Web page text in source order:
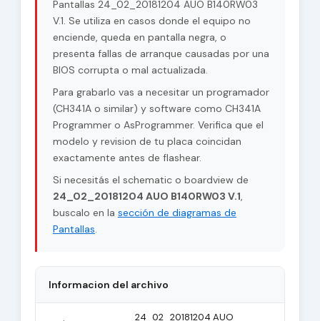
Pantallas 24_02_20181204 AUO B140RW03
V.1. Se utiliza en casos donde el equipo no
enciende, queda en pantalla negra, o
presenta fallas de arranque causadas por una
BIOS corrupta o mal actualizada.
Para grabarlo vas a necesitar un programador
(CH341A o similar) y software como CH341A
Programmer o AsProgrammer. Verifica que el
modelo y revision de tu placa coincidan
exactamente antes de flashear.
Si necesitás el schematic o boardview de
24_02_20181204 AUO B140RW03 V.1,
buscalo en la sección de diagramas de
Pantallas.
Informacion del archivo
24_02_20181204 AUO